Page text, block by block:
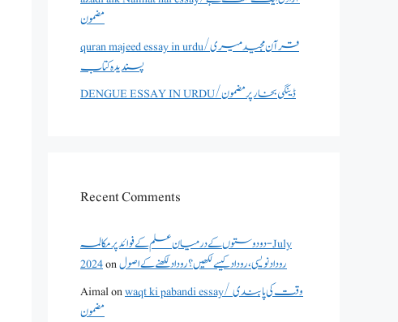
مضمون
quran majeed essay in urdu/قرآن مجید میری
پسندیدہ کتاب
DENGUE ESSAY IN URDU/ڈینگی بخار پر مضمون
Recent Comments
دو دوستوں کے درمیان علم کے فوائد پر مکالمہ - July
2024onروداد نویسی ،روداد کیسے لکھیں؟ روداد لکھنے کے اصول
Aimalonwaqt ki pabandi essay/ وقت کی پابندی
مضمون